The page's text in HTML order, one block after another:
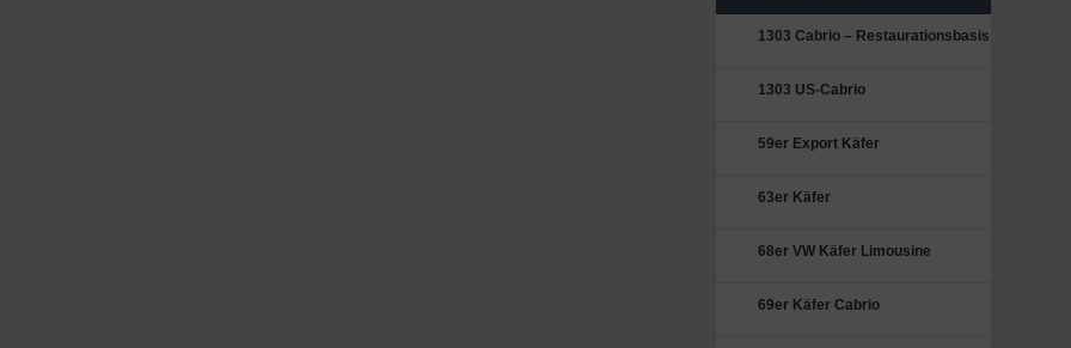
1303 Cabrio – Restaurationsbasis
1303 US-Cabrio
59er Export Käfer
63er Käfer
68er VW Käfer Limousine
69er Käfer Cabrio